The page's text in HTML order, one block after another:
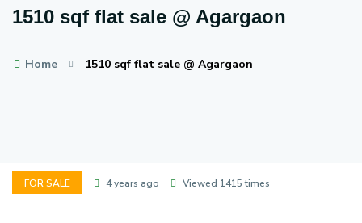
1510 sqf flat sale @ Agargaon
Home 1510 sqf flat sale @ Agargaon
FOR SALE 4 years ago Viewed 1415 times